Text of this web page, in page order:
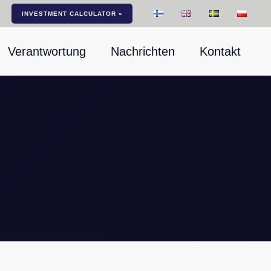
INVESTMENT CALCULATOR »
Verantwortung Nachrichten Kontakt